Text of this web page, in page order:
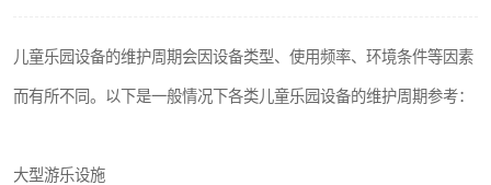
儿童乐园设备的维护周期会因设备类型、使用频率、环境条件等因素
而有所不同。以下是一般情况下各类儿童乐园设备的维护周期参考：
大型游乐设施
吊桥
滑道
趣桥